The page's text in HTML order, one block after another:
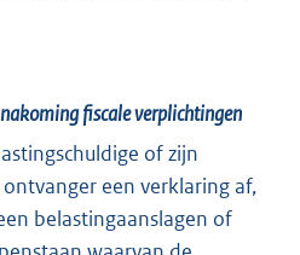
fiscale verplichtingen
of zijn
een verklaring af,
belastingaanslagen of